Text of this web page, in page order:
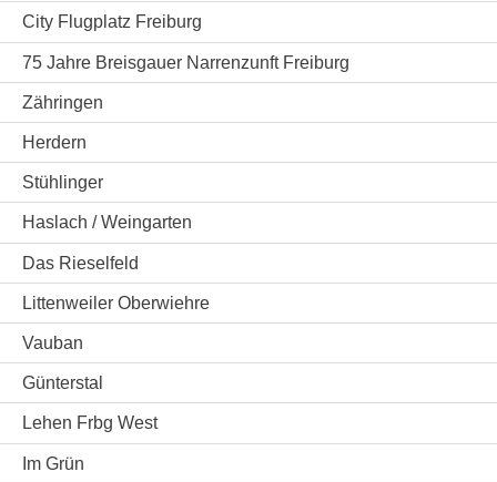
City Flugplatz Freiburg
75 Jahre Breisgauer Narrenzunft Freiburg
Zähringen
Herdern
Stühlinger
Haslach / Weingarten
Das Rieselfeld
Littenweiler Oberwiehre
Vauban
Günterstal
Lehen Frbg West
Im Grün